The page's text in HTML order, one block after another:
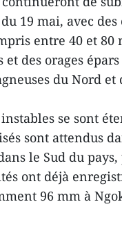
19 mai, avec des
entre 40 et 80
des orages
du Nord et
se sont
sont attendus
le Sud du
ont déjà
96 mm à